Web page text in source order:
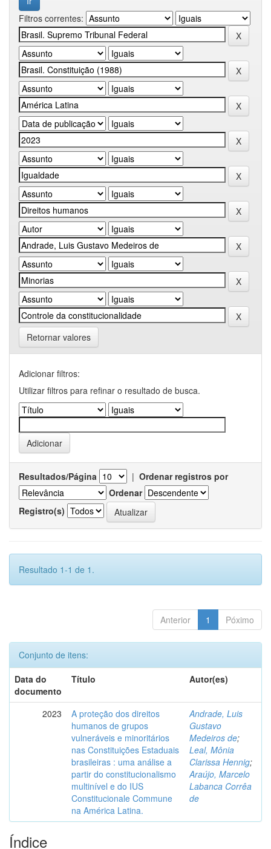
Filtros correntes:
Retornar valores
Adicionar filtros:
Utilizar filtros para refinar o resultado de busca.
Resultados/Página | Ordenar registros por
Ordenar
Registro(s)
Resultado 1-1 de 1.
Anterior 1 Póximo
Conjunto de itens:
Data do
documento
Título Autor(es)
2023
A proteção dos direitos
humanos de grupos
vulneráveis e minoritários
nas Constituições Estaduais
brasileiras : uma análise a
partir do constitucionalismo
multinível e do IUS
Constitucionale Commune
na América Latina.
Andrade, Luis
Gustavo
Medeiros de;
Leal, Mônia
Clarissa Hennig;
Araújo, Marcelo
Labanca Corrêa
de
Índice